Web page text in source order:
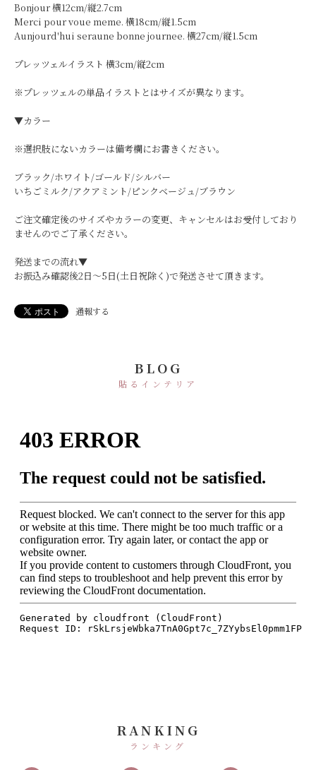
Bonjour 横12cm/縦2.7cm
Merci pour voue meme. 横18cm/縦1.5cm
Aunjourd'hui seraune bonne journee. 横27cm/縦1.5cm
プレッツェルイラスト 横3cm/縦2cm
※プレッツェルの単品イラストとはサイズが異なります。
▼カラー
※選択肢にないカラーは備考欄にお書きください。
ブラック/ホワイト/ゴールド/シルバー
いちごミルク/アクアミント/ピンクベージュ/ブラウン
ご注文確定後のサイズやカラーの変更、キャンセルはお受付しており
ませんのでご了承ください。
発送までの流れ▼
お振込み確認後2日〜5日(土日祝除く)で発送させて頂きます。
通報する
BLOG
貼るインテリア
RANKING
ランキング